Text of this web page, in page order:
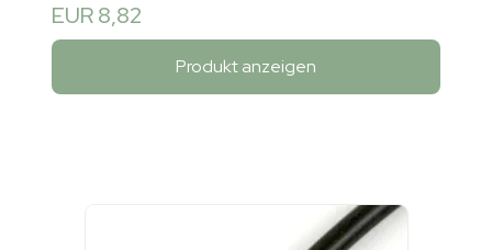
EUR 8,82
Produkt anzeigen